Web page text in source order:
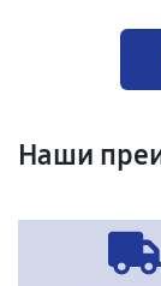
Наши